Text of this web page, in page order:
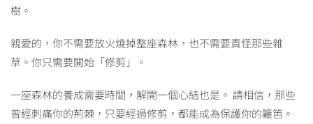
樹。
親愛的，你不需要放火燒掉整座森林，也不需要責怪那些雜
草。你只需要開始「修剪」。
一座森林的養成需要時間，解開一個心結也是。 請相信，那些
曾經刺痛你的荊棘，只要經過修剪，都能成為保護你的籬笆。